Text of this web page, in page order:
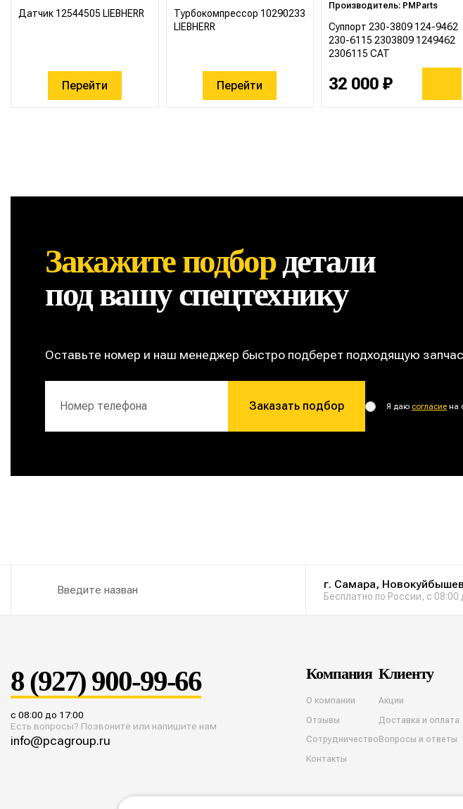
Датчик 12544505 LIEBHERR
Перейти
Турбокомпрессор 10290233
LIEBHERR
Перейти
Производитель: PMParts
Суппорт 230-3809 124-9462
230-6115 2303809 1249462
2306115 CAT
32 000 ₽
Закажите подбордетали
под вашу спецтехнику
Оставьте номер и наш менеджер быстро подберет подходящую
Заказать подбор Я даю согласие на
г. Самара,
Бесплатно по России, с 08:00
8 (927) 900-99-66
с 08:00 до 17:00
Есть вопросы? Позвоните или напишите нам
info@pcagroup.ru
Компания
О компании
Отзывы
Сотрудничество
Контакты
Клиенту
Акции
Доставка и оплата
Вопросы и ответы